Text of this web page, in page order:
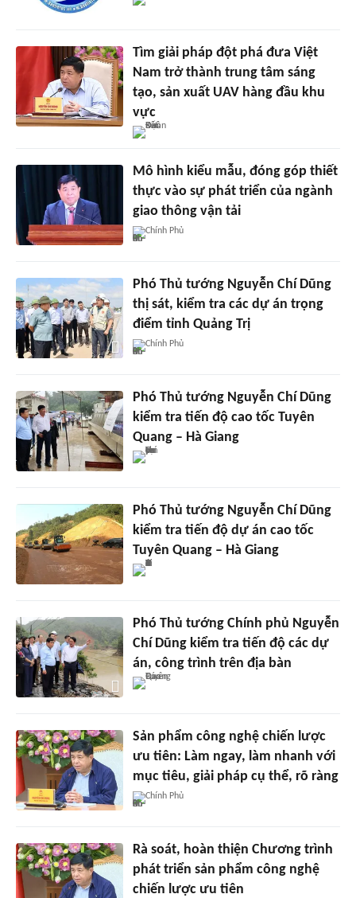
Tìm giải pháp đột phá đưa Việt
Nam trở thành trung tâm sáng
tạo, sản xuất UAV hàng đầu khu
vực
Mô hình kiểu mẫu, đóng góp thiết
thực vào sự phát triển của ngành
giao thông vận tải
Chính Phủ
Phó Thủ tướng Nguyễn Chí Dũng
thị sát, kiểm tra các dự án trọng
điểm tỉnh Quảng Trị
Chính Phủ
Phó Thủ tướng Nguyễn Chí Dũng
kiểm tra tiến độ cao tốc Tuyên
Quang – Hà Giang
Phó Thủ tướng Nguyễn Chí Dũng
kiểm tra tiến độ dự án cao tốc
Tuyên Quang – Hà Giang
Phó Thủ tướng Chính phủ Nguyễn
Chí Dũng kiểm tra tiến độ các dự
án, công trình trên địa bàn
Sản phẩm công nghệ chiến lược
ưu tiên: Làm ngay, làm nhanh với
mục tiêu, giải pháp cụ thể, rõ ràng
Chính Phủ
Rà soát, hoàn thiện Chương trình
phát triển sản phẩm công nghệ
chiến lược ưu tiên